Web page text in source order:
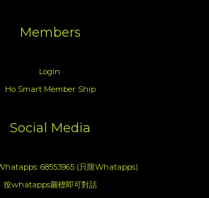
Members
Login
Ho Smart Member Ship
Social Media
68553965 (只限Whatapps)
按whatapps圖標即可對話